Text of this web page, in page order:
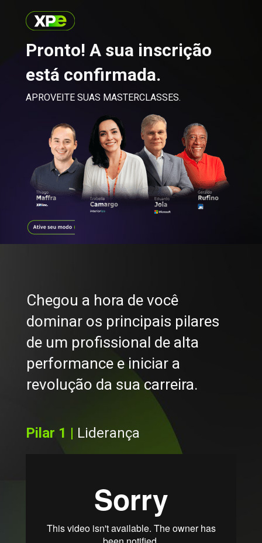
Pronto! A sua inscrição
está confirmada.
APROVEITE SUAS MASTERCLASSES.
Chegou a hora de você
dominar os principais pilares
de um profissional de alta
performance e iniciar a
revolução da sua carreira.
Pilar 1 | Liderança